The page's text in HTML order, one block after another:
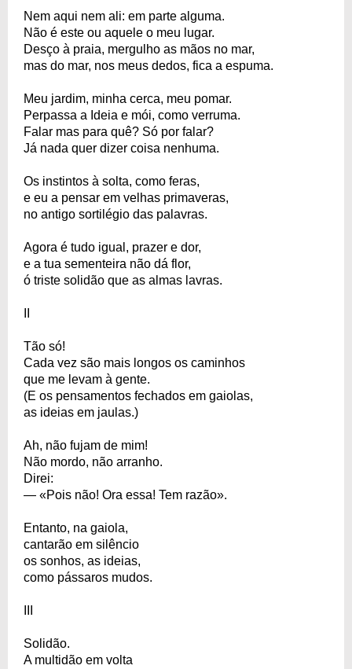
Nem aqui nem ali: em parte alguma.
Não é este ou aquele o meu lugar.
Desço à praia, mergulho as mãos no mar,
mas do mar, nos meus dedos, fica a espuma.
Meu jardim, minha cerca, meu pomar.
Perpassa a Ideia e mói, como verruma.
Falar mas para quê? Só por falar?
Já nada quer dizer coisa nenhuma.
Os instintos à solta, como feras,
e eu a pensar em velhas primaveras,
no antigo sortilégio das palavras.
Agora é tudo igual, prazer e dor,
e a tua sementeira não dá flor,
ó triste solidão que as almas lavras.
Tão só!
Cada vez são mais longos os caminhos
que me levam à gente.
(E os pensamentos fechados em gaiolas,
as ideias em jaulas.)
Ah, não fujam de mim!
Não mordo, não arranho.
Direi:
— «Pois não! Ora essa! Tem razão».
Entanto, na gaiola,
cantarão em silêncio
os sonhos, as ideias,
como pássaros mudos.
Solidão.
A multidão em volta